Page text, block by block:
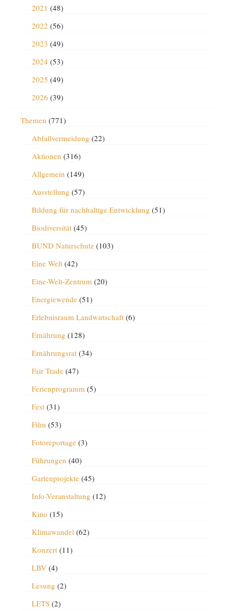
2021 (48)
2022 (56)
2023 (49)
2024 (53)
2025 (49)
2026 (39)
Themen (771)
Abfallvermeidung (22)
Aktionen (316)
Allgemein (149)
Ausstellung (57)
Bildung für nachhaltige Entwicklung (51)
Biodiversität(45)
BUND Naturschutz(103)
Eine Welt(42)
Eine-Welt-Zentrum (20)
Energiewende(51)
Erlebnisraum Landwirtschaft(6)
Ernährung (128)
Ernährungsrat(34)
Fair Trade(47)
Ferienprogramm (5)
Fest(31)
Film (53)
Fotoreportage(3)
Führungen (40)
Gartenprojekte(45)
Info-Veranstaltung (12)
Kino (15)
Klimawandel (62)
Konzert(11)
LBV(4)
Lesung (2)
LETS(2)